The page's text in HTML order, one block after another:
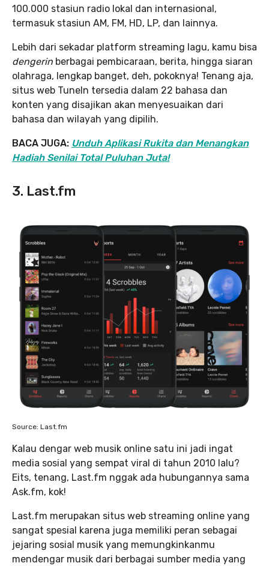
100.000 stasiun radio lokal dan internasional,
termasuk stasiun AM, FM, HD, LP, dan lainnya.
Lebih dari sekadar platform streaming lagu, kamu bisa
dengerin berbagai pembicaraan, berita, hingga siaran
olahraga, lengkap banget, deh, pokoknya! Tenang aja,
situs web TuneIn tersedia dalam 22 bahasa dan
konten yang disajikan akan menyesuaikan dari
bahasa dan wilayah yang dipilih.
BACA JUGA: Unduh Aplikasi Rukita dan Menangkan
Hadiah Senilai Total Puluhan Juta!
3. Last.fm
Source: Last.fm
Kalau dengar web musik online satu ini jadi ingat
media sosial yang sempat viral di tahun 2010 lalu?
Eits, tenang, Last.fm nggak ada hubungannya sama
Ask.fm, kok!
Last.fm merupakan situs web streaming online yang
sangat spesial karena juga memiliki peran sebagai
jejaring sosial musik yang memungkinkanmu
mendengar musik dari berbagai sumber media yang